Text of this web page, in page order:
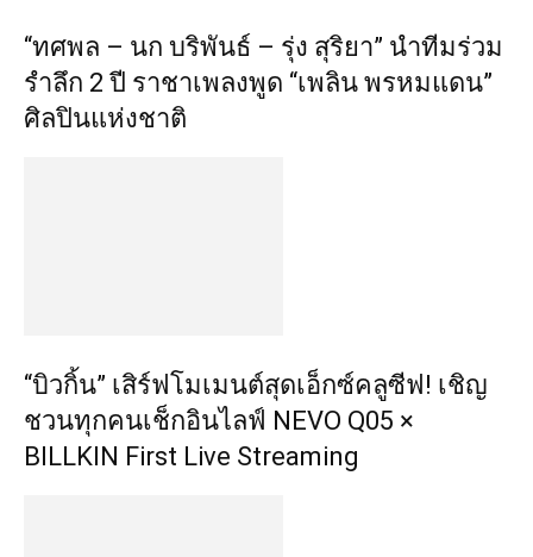
“ทศพล – นก บริพันธ์ – รุ่ง สุริยา” นำทีมร่วม
รำลึก 2 ปี ราชาเพลงพูด “เพลิน พรหมแดน”
ศิลปินแห่งชาติ
“บิวกิ้น” เสิร์ฟโมเมนต์สุดเอ็กซ์คลูซีฟ! เชิญ
ชวนทุกคนเช็กอินไลฟ์ NEVO Q05 ×
BILLKIN First Live Streaming